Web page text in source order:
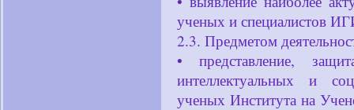
ученых и специалистов
2.3. Предметом
• представление,
интеллектуальных и
ученых Института на